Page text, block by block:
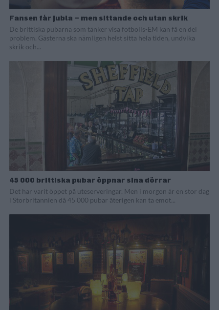
Fansen får jubla – men sittande och utan skrik
De brittiska pubarna som tänker visa fotbolls-EM kan få en del
problem. Gästerna ska nämligen helst sitta hela tiden, undvika
skrik och...
45 000 brittiska pubar öppnar sina dörrar
Det har varit öppet på uteserveringar. Men i morgon är en stor dag
i Storbritannien då 45 000 pubar återigen kan ta emot...